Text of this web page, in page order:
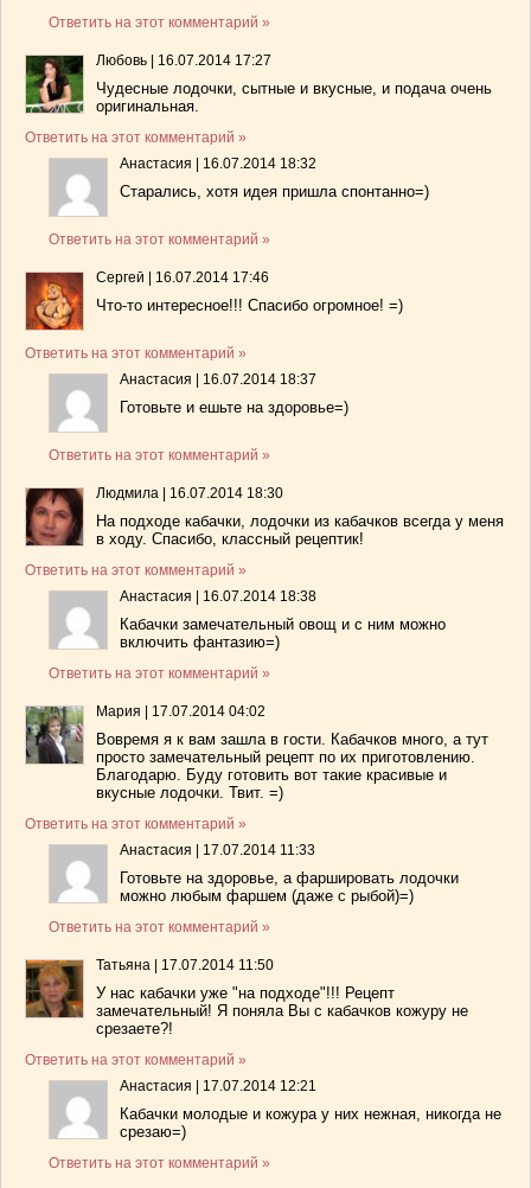
Ответить на этот комментарий »
Любовь 16.07.2014 17:27
Чудесные лодочки, сытные и вкусные, и подача очень
оригинальная.
Ответить на этот комментарий »
Анастасия
16.07.2014 18:32
Старались, хотя идея пришла спонтанно=)
Ответить на этот комментарий »
Сергей 16.07.2014 17:46
Что-то интересное!!! Спасибо огромное! =)
Ответить на этот комментарий »
Анастасия
16.07.2014 18:37
Готовьте и ешьте на здоровье=)
Ответить на этот комментарий »
Людмила 16.07.2014 18:30
На подходе кабачки, лодочки из кабачков всегда у меня
в ходу. Спасибо, классный рецептик!
Ответить на этот комментарий »
Анастасия
16.07.2014 18:38
Кабачки замечательный овощ и с ним можно
включить фантазию=)
Ответить на этот комментарий »
Мария 17.07.2014 04:02
Вовремя я к вам зашла в гости. Кабачков много, а тут
просто замечательный рецепт по их приготовлению.
Благодарю. Буду готовить вот такие красивые и
вкусные лодочки. Твит. =)
Ответить на этот комментарий »
Анастасия
17.07.2014 11:33
Готовьте на здоровье, а фаршировать лодочки
можно любым фаршем (даже с рыбой)=)
Ответить на этот комментарий »
Татьяна 17.07.2014 11:50
У нас кабачки уже "на подходе"!!! Рецепт
замечательный! Я поняла Вы с кабачков кожуру не
срезаете?!
Ответить на этот комментарий »
Анастасия
17.07.2014 12:21
Кабачки молодые и кожура у них нежная, никогда не
срезаю=)
Ответить на этот комментарий »